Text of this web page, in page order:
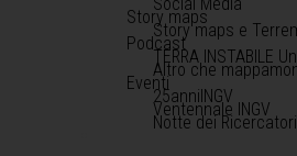
Story maps
Story maps e
Podcast
TERRA INSTABILE
Altro che
Eventi
25anniINGV
Ventennale INGV
Notte dei Ricercatori